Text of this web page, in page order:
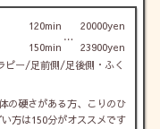
120min
150min
…
20000yen
23900yen
ー/足前側/足後側・ふく
の硬さがある方、こりのひ
い方は150分がオススメです